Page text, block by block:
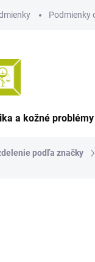
Podmienky
a kožné problémy
podľa značky